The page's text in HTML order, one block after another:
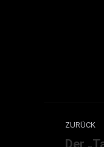
ZURÜCK
Der